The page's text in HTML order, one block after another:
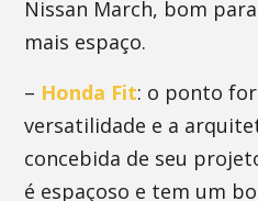
Nissan March, bom
mais espaço.
– Honda Fit: o ponto
versatilidade e a
concebida de seu
é espaçoso e tem um